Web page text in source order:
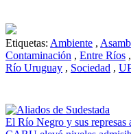
Etiquetas: Ambiente ,
Contaminación , Entre Ríos ,
Río Uruguay , Sociedad ,
El Río Negro y sus